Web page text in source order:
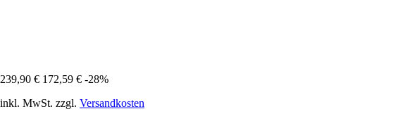
239,90 € 172,59 € -28%
inkl. MwSt. zzgl. Versandkosten